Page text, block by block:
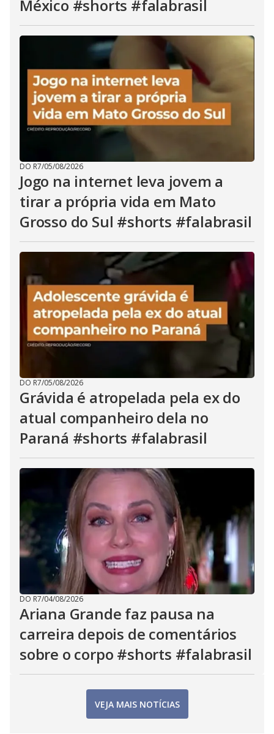
México #shorts #falabrasil
DO R7/05/08/2026
Jogo na internet leva jovem a
tirar a própria vida em Mato
Grosso do Sul #shorts #falabrasil
DO R7/05/08/2026
Grávida é atropelada pela ex do
atual companheiro dela no
Paraná #shorts #falabrasil
DO R7/04/08/2026
Ariana Grande faz pausa na
carreira depois de comentários
sobre o corpo #shorts #falabrasil
VEJA MAIS NOTÍCIAS